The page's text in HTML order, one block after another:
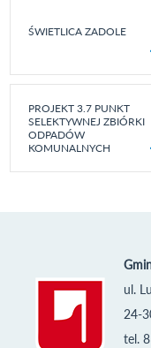
ŚWIETLICA ZADOLE
PROJEKT 3.7 PUNKT
SELEKTYWNEJ ZBIÓRKI
ODPADÓW
KOMUNALNYCH
ul.
24-
tel.